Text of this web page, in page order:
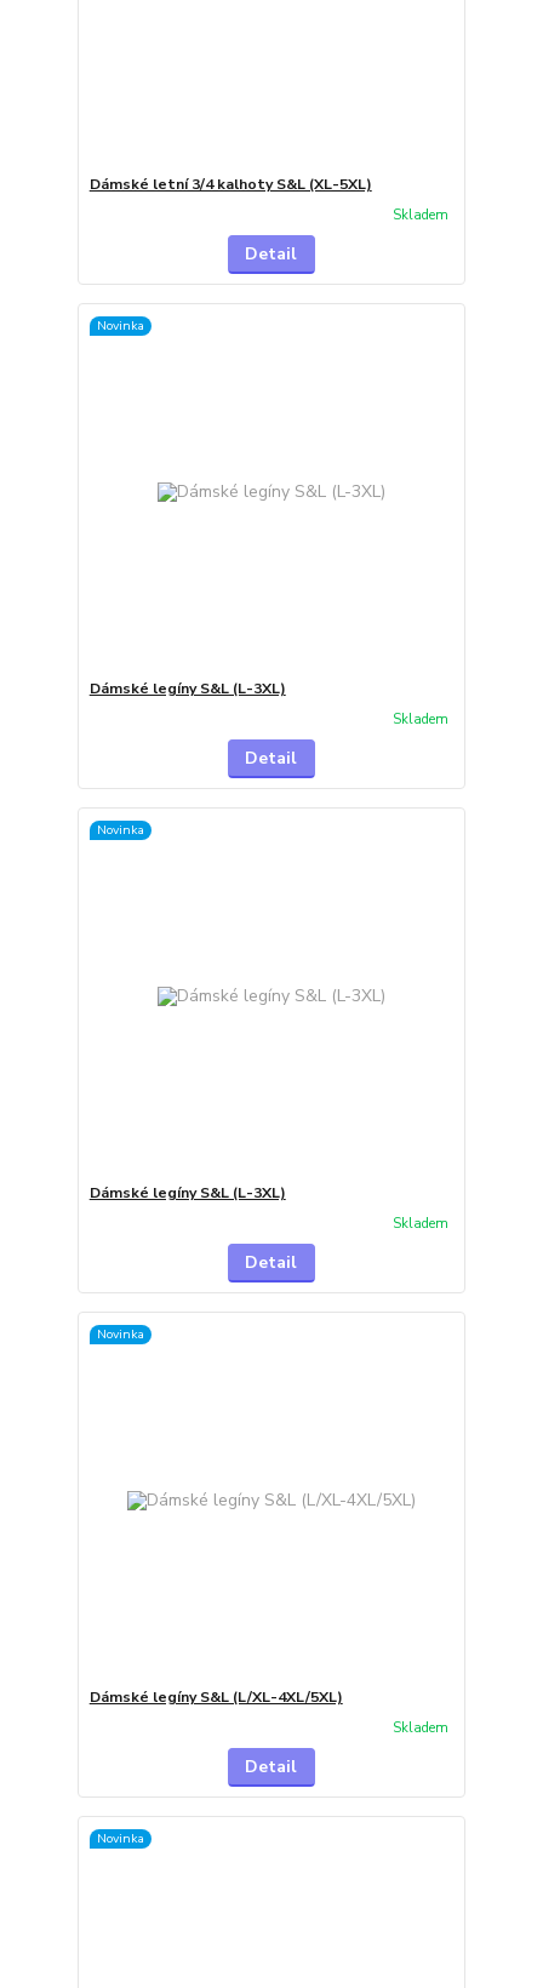
Dámské letní 3/4 kalhoty S&L (XL-5XL)
Skladem
Detail
Novinka
Dámské legíny S&L (L-3XL)
Skladem
Detail
Novinka
Dámské legíny S&L (L-3XL)
Skladem
Detail
Novinka
Dámské legíny S&L (L/XL-4XL/5XL)
Skladem
Detail
Novinka